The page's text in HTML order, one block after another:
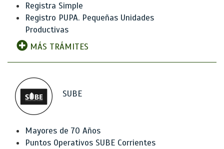
Registra Simple
Registro PUPA. Pequeñas Unidades
Productivas
MÁS TRÁMITES
SUBE
Mayores de 70 Años
Puntos Operativos SUBE Corrientes